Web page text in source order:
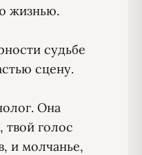
жизнью.
судьбе
сцену.
Она
твой голос
и молчанье,